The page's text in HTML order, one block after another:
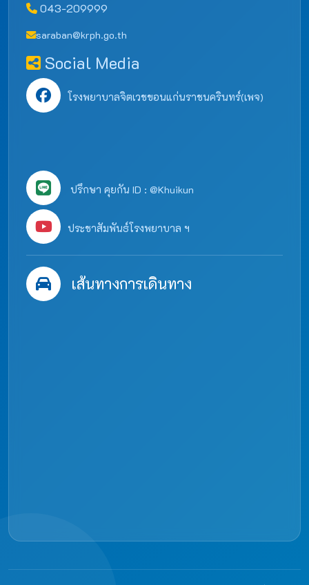
043-209999
saraban@krph.go.th
Social Media
โรงพยาบาลจิตเวชขอนแก่นราชนครินทร์(เพจ)
ปรึกษา คุยกัน ID : @Khuikun
ประชาสัมพันธ์โรงพยาบาล ฯ
เส้นทางการเดินทาง